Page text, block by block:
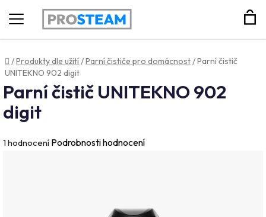
Hledat
Domů
/Produkty dle užití/Parní čističe pro domácnost/Parní čistič
UNITEKNO 902 digit
Parní čistič UNITEKNO 902
digit
Průměrné
1 hodnocení Podrobnosti hodnocení